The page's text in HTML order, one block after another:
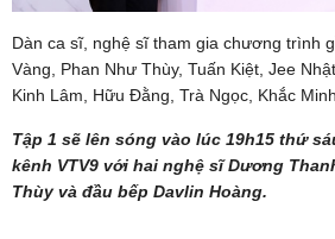
Dàn ca sĩ, nghệ sĩ tham gia chương trình
Vàng, Phan Như Thùy, Tuấn Kiệt, Jee
Kinh Lâm, Hữu Đằng, Trà Ngọc, Khắc
Tập 1 sẽ lên sóng vào lúc 19h15 thứ
kênh VTV9 với hai nghệ sĩ Dương
Thùy và đầu bếp Davlin Hoàng.